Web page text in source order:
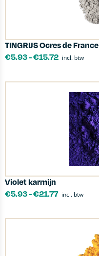
TINGRIJS Ocres de France
€5.93-€15.72 incl. btw
Violet karmijn
€5.93-€21.77 incl. btw